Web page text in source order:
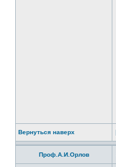
Вернуться наверх
Проф.А.И.Орлов